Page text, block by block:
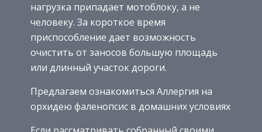
нагрузка припадает мотоблоку, а не
человеку. За короткое время
приспособление дает возможность
очистить от заносов большую площадь
или длинный участок дороги.
Предлагаем ознакомиться Аллергия на
орхидею фаленопсис в домашних условиях